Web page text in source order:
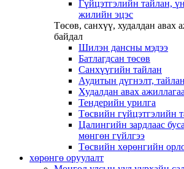
Гүйцэтгэлийн тайлан,
жилийн эцэс
Төсөв, санхүү, худалдан авах
байдал
Шилэн дансны мэдээ
Батлагдсан төсөв
Санхүүгийн тайлан
Аудитын дүгнэлт, тайлан
Худалдан авах ажиллагаа
Тендерийн урилга
Төсвийн гүйцэтгэлийн
Цалингийн зардлаас
мөнгөн гүйлгээ
Төсвийн хөрөнгийн
хөрөнгө оруулалт